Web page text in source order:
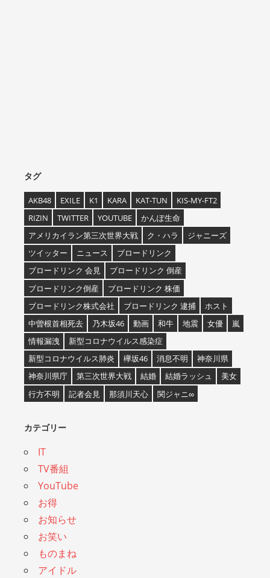
タグ
AKB48 EXILE K1 KARA KAT-TUN
KIS-MY-FT2
RIZIN
TWITTER YOUTUBE
かんぽ生命
アメリカイラン第三次世界大戦
ク・ハラ
ジャニーズ
ツイッター
ニュース
ブロードリンク
ブロードリンク 会見
ブロードリンク 倒産
ブロードリンク倒産
ブロードリンク 株価
ブロードリンク株式会社
ブロードリンク 逮捕
ホスト
中曽根首相死去
乃木坂46 動画 和牛 地震 女優
嵐
情報漏洩
新型コロナウイルス感染症
新型コロナウイルス肺炎
欅坂46 消息不明
神奈川県
神奈川県庁
第三次世界大戦 結婚 結婚ラッシュ
美女
行方不明
記者会見 那須川天心 関ジャニ∞
カテゴリー
IT
TV番組
YouTube
お得
お知らせ
お笑い
ものまね
アイドル